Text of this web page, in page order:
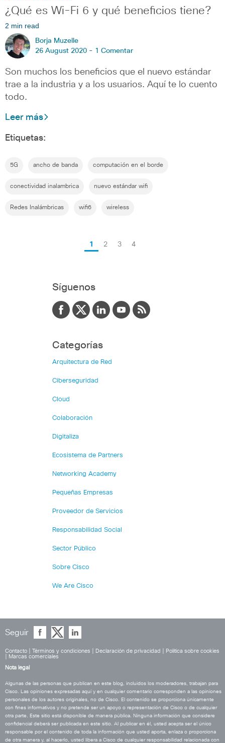
¿Qué es Wi-Fi 6 y qué beneficios tiene?
2 min read
Borja Muzelle
26 August 2020 - 1 Comentar
Son muchos los beneficios que el nuevo estándar
trae a la industria y a los usuarios. Aquí te lo cuento
todo.
Leer más
Etiquetas:
5G ancho de banda computación en el borde
conectividad inalambrica nuevo estándar wifi
Redes Inalámbricas wifi6 wireless
1 2 3 4
Síguenos
Categorías
Arquitectura de Red
Ciberseguridad
Cloud
Colaboración
Digitaliza
Ecosistema de Partners
Networking Academy
Pequeñas Empresas
Proveedor de Servicios
Responsabilidad Social
Sector Público
Sobre Cisco
We Are Cisco
Seguir
Contacto Términos y condiciones Declaración de privacidad
Política sobre cookies
Marcas comerciales
Nota legal
Algunas de las personas que publican en este blog, incluidos los moderadores, trabajan para
Cisco. Las opiniones expresadas aquí y en cualquier comentario corresponden a las opiniones
personales de los autores originales, no de Cisco. El contenido se proporciona únicamente
con fines informativos y no pretende ser un apoyo o representación de Cisco o de cualquier
otra parte. Este sitio está disponible de manera pública. Ninguna información que considere
confidencial deberá ser publicada en este sitio. Al publicar en él, usted acepta ser el único
responsable por el contenido de toda la información que usted aporta, enlaza o proporciona
de otra manera y, al hacerlo, usted libera a Cisco de cualquier responsabilidad relacionada con